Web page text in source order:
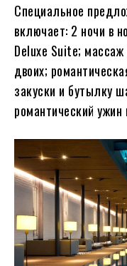
Специальное
включает: 2 ночи в
Deluxe Suite;
двоих;
закуски и бутылку
романтический